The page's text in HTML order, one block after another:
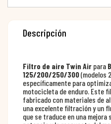
Descripción
Filtro de aire Twin Air para
125/200/250/300(modelos
específicamente para
motocicleta de enduro. Este
fabricado con materiales de
una excelente filtración y un
que se traduce en una